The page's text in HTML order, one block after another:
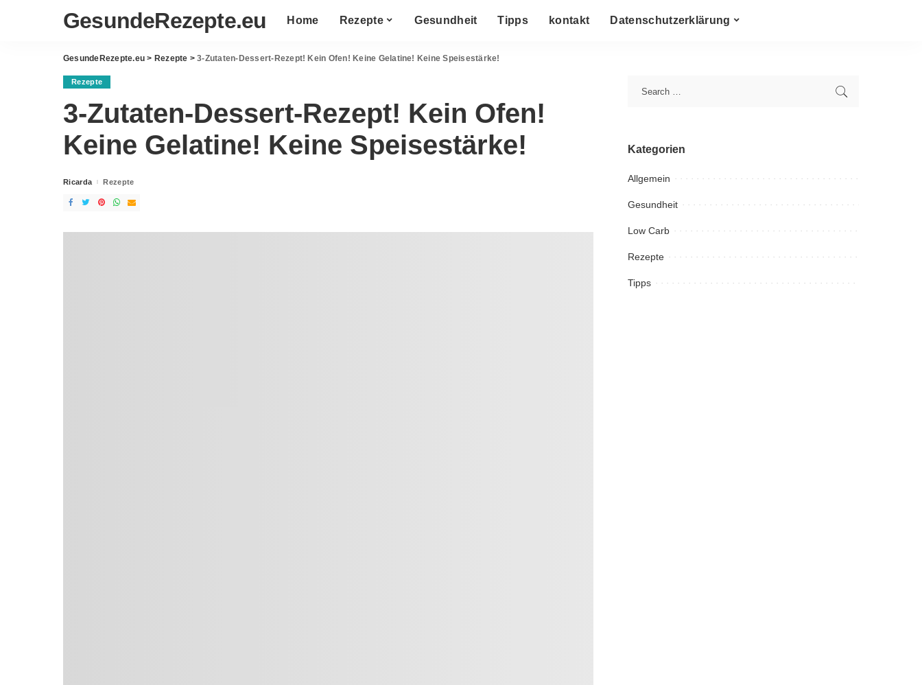
GesundeRezepte.eu Home Rezepte Gesundheit Tipps kontakt Datenschutzerklärung
GesundeRezepte.eu > Rezepte >3-Zutaten-Dessert-Rezept! Kein Ofen! Keine Gelatine! Keine Speisestärke!
Rezepte
3-Zutaten-Dessert-Rezept! Kein Ofen!
Keine Gelatine! Keine Speisestärke!
Posted
Ricarda Rezepte
Kategorien
Allgemein
Gesundheit
Low Carb
Rezepte
Tipps